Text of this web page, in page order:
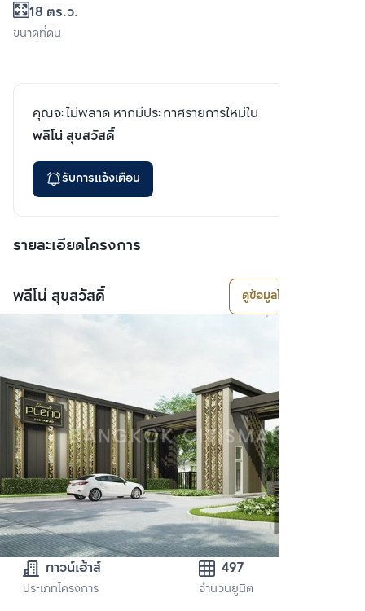
18 ตร.ว.
ขนาดที่ดิน
คุณจะไม่พลาด หากมีประกาศรายการใหม่ใน
พลีโน่ สุขสวัสดิ์
รับการแจ้งเตือน
รายละเอียดโครงการ
พลีโน่ สุขสวัสดิ์ ดูข้อมูลโครงการ
ทาวน์เฮ้าส์
ประเภทโครงการ
497
จำนวนยูนิต